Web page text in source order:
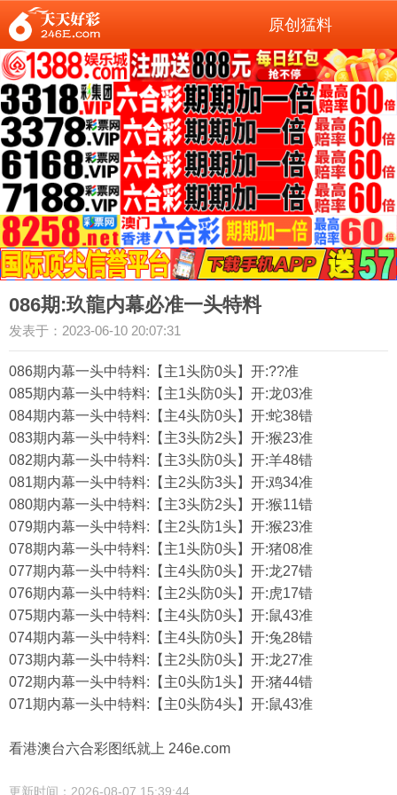
原创猛料
086期:玖龍内幕必准一头特料
发表于：2023-06-10 20:07:31
086期内幕一头中特料:【主1头防0头】开:??准
085期内幕一头中特料:【主1头防0头】开:龙03准
084期内幕一头中特料:【主4头防0头】开:蛇38错
083期内幕一头中特料:【主3头防2头】开:猴23准
082期内幕一头中特料:【主3头防0头】开:羊48错
081期内幕一头中特料:【主2头防3头】开:鸡34准
080期内幕一头中特料:【主3头防2头】开:猴11错
079期内幕一头中特料:【主2头防1头】开:猴23准
078期内幕一头中特料:【主1头防0头】开:猪08准
077期内幕一头中特料:【主4头防0头】开:龙27错
076期内幕一头中特料:【主2头防0头】开:虎17错
075期内幕一头中特料:【主4头防0头】开:鼠43准
074期内幕一头中特料:【主4头防0头】开:兔28错
073期内幕一头中特料:【主2头防0头】开:龙27准
072期内幕一头中特料:【主0头防1头】开:猪44错
071期内幕一头中特料:【主0头防4头】开:鼠43准
看港澳台六合彩图纸就上 246e.com
更新时间：2026-08-07 15:39:44